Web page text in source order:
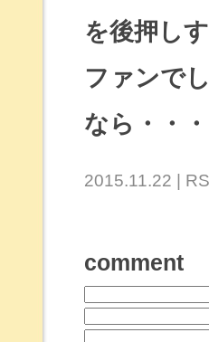
を後押し
ファンで
なら・・
2015.11.22 |
comment